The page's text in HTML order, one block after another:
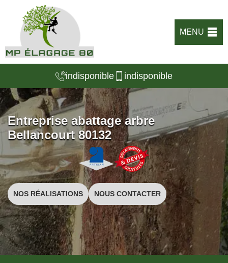
MENU
indisponible indisponible
Entreprise abattage arbre
Bellancourt 80132
NOS RÉALISATIONS NOUS CONTACTER